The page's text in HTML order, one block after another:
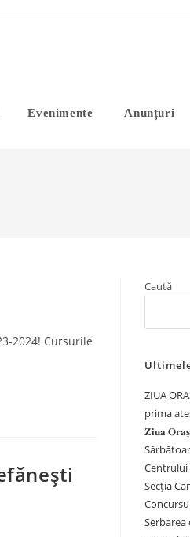
Evenimente Anunțuri
2024! Cursurile
Caută
ZIUA
prima
𝐙𝐢𝐮𝐚
Centrului
Secția
Serbarea